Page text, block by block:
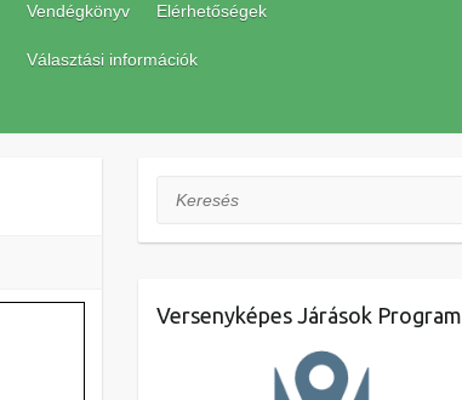
Vendégkönyv Elérhetőségek
Választási információk
Keresés
Versenyképes Járások Program